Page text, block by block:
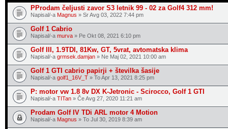
PProdam čeljusti zavor S3 letnik 99 - 02 za Golf4 312 mm!
Napisal/-a Magnus » Sr Avg 03, 2022 7:44 pm
Golf 1 Cabrio
Napisal/-a murva » Pe Okt 08, 2021 6:10 pm
Golf III, 1.9TDI, 81Kw, GT, 5vrat, avtomatska klima
Napisal/-a grmsek.damjan » Ne Maj 02, 2021 10:00 am
Golf 1 GTI cabrio papirji + številka šasije
Napisal/-a golf1_16V_T » To Apr 13, 2021 8:25 pm
P: motor vw 1.8 8v DX K-Jetronic - Scirocco, Golf 1 GTI
Napisal/-a TITan » Če Avg 27, 2020 11:21 am
Prodam Golf IV TDi ARL motor 4 Motion
Napisal/-a Magnus » To Jul 30, 2019 8:39 am